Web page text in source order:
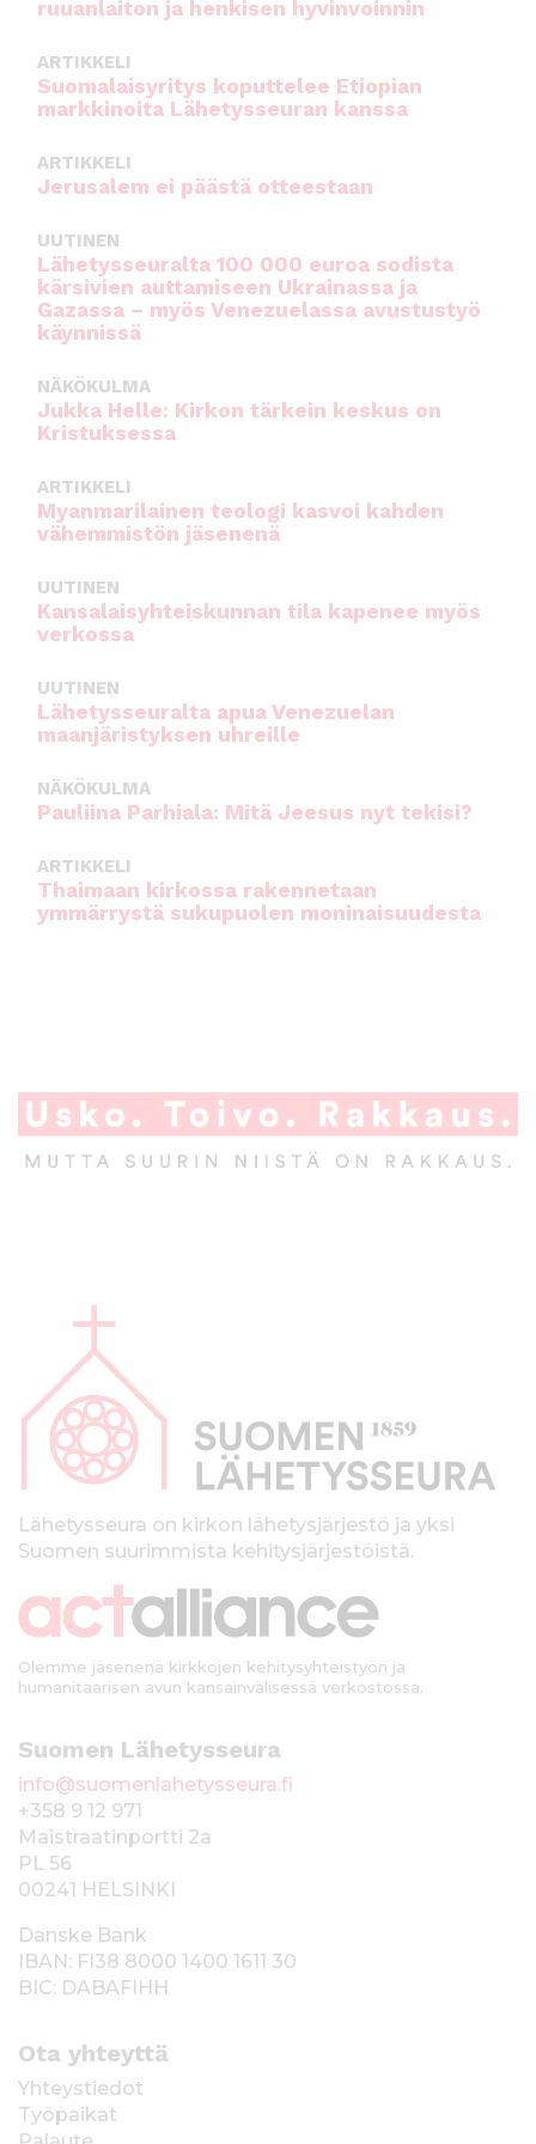
ruuanlaiton ja henkisen hyvinvoinnin
ARTIKKELI
Suomalaisyritys koputtelee Etiopian
markkinoita Lähetysseuran kanssa
ARTIKKELI
Jerusalem ei päästä otteestaan
UUTINEN
Lähetysseuralta 100 000 euroa sodista
kärsivien auttamiseen Ukrainassa ja
Gazassa – myös Venezuelassa avustustyö
käynnissä
NÄKÖKULMA
Jukka Helle: Kirkon tärkein keskus on
Kristuksessa
ARTIKKELI
Myanmarilainen teologi kasvoi kahden
vähemmistön jäsenenä
UUTINEN
Kansalaisyhteiskunnan tila kapenee myös
verkossa
UUTINEN
Lähetysseuralta apua Venezuelan
maanjäristyksen uhreille
NÄKÖKULMA
Pauliina Parhiala: Mitä Jeesus nyt tekisi?
ARTIKKELI
Thaimaan kirkossa rakennetaan
ymmärrystä sukupuolen moninaisuudesta
p
kLähetysseura on kirkon lähetysjärjestö ja yksi
Suomen suurimmista kehitysjärjestöistä.
Olemme jäsenenä kirkkojen kehitysyhteistyön ja
humanitaarisen avun kansainvälisessä verkostossa.
Suomen Lähetysseura
info@suomenlahetysseura.fi
+358 9 12 971
Maistraatinportti 2a
PL 56
00241 HELSINKI
Danske Bank
IBAN: FI38 8000 1400 1611 30
BIC: DABAFIHH
Ota yhteyttä
Yhteystiedot
Työpaikat